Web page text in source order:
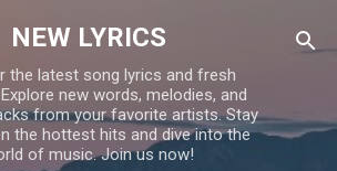
Skip to main content
NEW LYRICS
the latest song lyrics and fresh
new words, melodies, and
from your favorite artists. Stay
the hottest hits and dive into the
of music. Join us now!